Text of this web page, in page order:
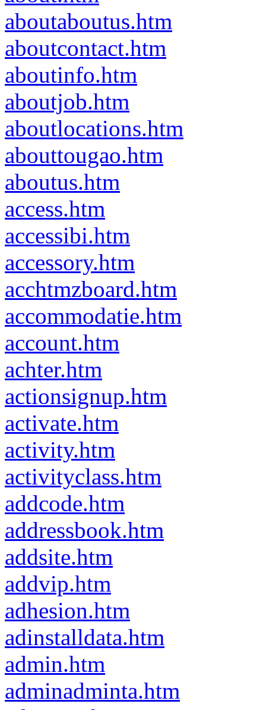
aboutaboutus.htm
aboutcontact.htm
aboutinfo.htm
aboutjob.htm
aboutlocations.htm
abouttougao.htm
aboutus.htm
access.htm
accessibi.htm
accessory.htm
acchtmzboard.htm
accommodatie.htm
account.htm
achter.htm
actionsignup.htm
activate.htm
activity.htm
activityclass.htm
addcode.htm
addressbook.htm
addsite.htm
addvip.htm
adhesion.htm
adinstalldata.htm
admin.htm
adminadminta.htm